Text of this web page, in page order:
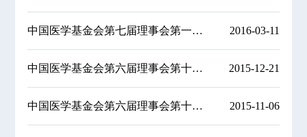
中国医学基金会第七届理事会第一次会议 2016-03-11
中国医学基金会第六届理事会第十三次会议 2015-12-21
中国医学基金会第六届理事会第十二次会议 2015-11-06